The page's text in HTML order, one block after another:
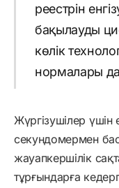
реестрін
бақылауды
көлік
нормалары
Жүргізушілер
секундомермен
жауапкершілік
тұрғындарға